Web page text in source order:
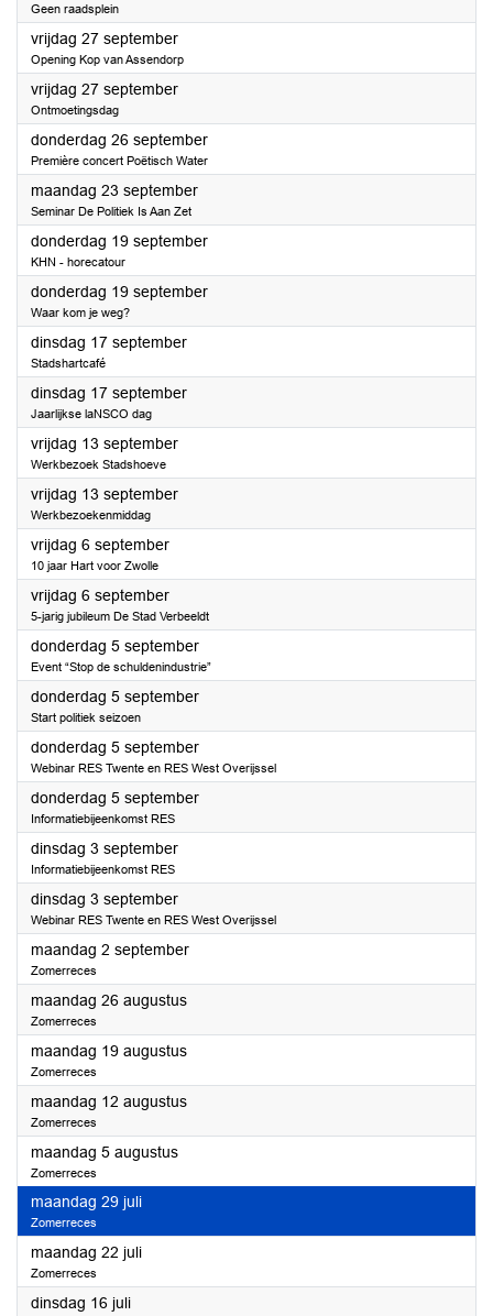
Geen raadsplein
vrijdag 27 september2024
Opening Kop van Assendorp
vrijdag 27 september2024
Ontmoetingsdag
donderdag 26 september2024
Première concert Poëtisch Water
maandag 23 september2024
Seminar De Politiek Is Aan Zet
donderdag 19 september2024
KHN - horecatour
donderdag 19 september2024
Waar kom je weg?
dinsdag 17 september2024
Stadshartcafé
dinsdag 17 september2024
Jaarlijkse laNSCO dag
vrijdag 13 september2024
Werkbezoek Stadshoeve
vrijdag 13 september2024
Werkbezoekenmiddag
vrijdag 6 september2024
10 jaar Hart voor Zwolle
vrijdag 6 september2024
5-jarig jubileum De Stad Verbeeldt
donderdag 5 september2024
Event “Stop de schuldenindustrie”
donderdag 5 september2024
Start politiek seizoen
donderdag 5 september2024
Webinar RES Twente en RES West Overijssel
donderdag 5 september2024
Informatiebijeenkomst RES
dinsdag 3 september2024
Informatiebijeenkomst RES
dinsdag 3 september2024
Webinar RES Twente en RES West Overijssel
maandag 2 september2024
Zomerreces
maandag 26 augustus2024
Zomerreces
maandag 19 augustus2024
Zomerreces
maandag 12 augustus2024
Zomerreces
maandag 5 augustus2024
Zomerreces
maandag 29 juli2024
Zomerreces
maandag 22 juli2024
Zomerreces
dinsdag 16 juli2024